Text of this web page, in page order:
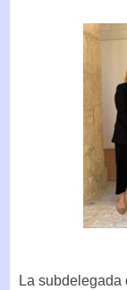
La subdelegada